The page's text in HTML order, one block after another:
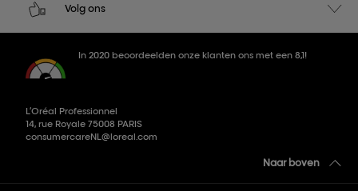
Volg ons
In 2020 beoordeelden onze klanten ons met een 8,1!
L’Oréal Professionnel
14, rue Royale 75008 PARIS
consumercareNL@loreal.com
Naar boven